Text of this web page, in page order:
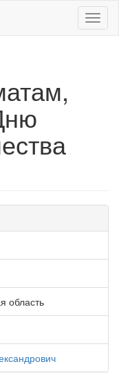
область